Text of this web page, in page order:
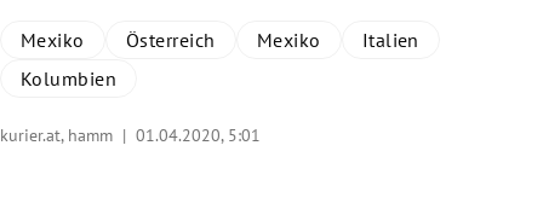
Mexiko Österreich Mexiko
Italien
Kolumbien
kurier.at, hamm | 01.04.2020, 5:01